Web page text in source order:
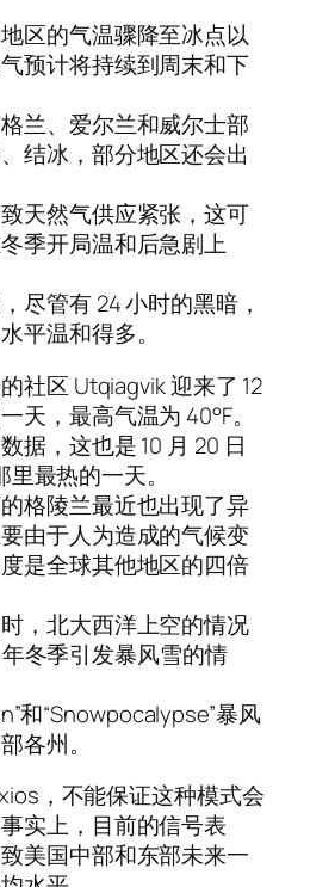
区的气温骤降至冰点以
预计将持续到周末和下
兰、爱尔兰和威尔士部
结冰，部分地区还会出
天然气供应紧张，这可
季开局温和后急剧上
尽管有 24 小时的黑暗，
平温和得多。
社区 Utqiagvik 迎来了 12
天，最高气温为 40°F。
据，这也是 10 月 20 日
最热的一天。
格陵兰最近也出现了异
由于人为造成的气候变
是全球其他地区的四倍
，北大西洋上空的情况
冬季引发暴风雪的情
和“Snowpocalypse”暴风
各州。
，不能保证这种模式会
实上，目前的信号表
美国中部和东部未来一